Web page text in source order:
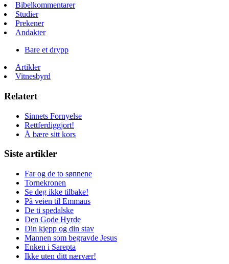
Bibelkommentarer
Studier
Prekener
Andakter
Bare et drypp
Artikler
Vitnesbyrd
Relatert
Sinnets Fornyelse
Rettferdiggjort!
Å bære sitt kors
Siste artikler
Far og de to sønnene
Tornekronen
Se deg ikke tilbake!
På veien til Emmaus
De ti spedalske
Den Gode Hyrde
Din kjepp og din stav
Mannen som begravde Jesus
Enken i Sarepta
Ikke uten ditt nærvær!